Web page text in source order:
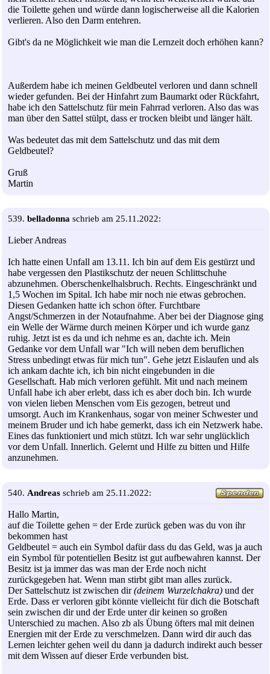
die Toilette gehen und würde dann logischerweise all die Kalorien
verlieren. Also den Darm entehren.
Gibt's da ne Möglichkeit wie man die Lernzeit doch erhöhen kann?
Außerdem habe ich meinen Geldbeutel verloren und dann schnell
wieder gefunden. Bei der Hinfahrt zum Baumarkt oder Rückfahrt,
habe ich den Sattelschutz für mein Fahrrad verloren. Also das was
man über den Sattel stülpt, dass er trocken bleibt und länger hält.
Was bedeutet das mit dem Sattelschutz und das mit dem
Geldbeutel?
Gruß
Martin
539. belladonna schrieb am 25.11.2022:
Lieber Andreas
Ich hatte einen Unfall am 13.11. Ich bin auf dem Eis gestürzt und
habe vergessen den Plastikschutz der neuen Schlittschuhe
abzunehmen. Oberschenkelhalsbruch. Rechts. Eingeschränkt und
1,5 Wochen im Spital. Ich habe mir noch nie etwas gebrochen.
Diesen Gedanken hatte ich schon öfter. Furchtbare
Angst/Schmerzen in der Notaufnahme. Aber bei der Diagnose ging
ein Welle der Wärme durch meinen Körper und ich wurde ganz
ruhig. Jetzt ist es da und ich nehme es an, dachte ich. Mein
Gedanke vor dem Unfall war "Ich will neben dem beruflichen
Stress unbedingt etwas für mich tun". Gehe jetzt Eislaufen und als
ich ankam dachte ich, ich bin nicht eingebunden in die
Gesellschaft. Hab mich verloren gefühlt. Mit und nach meinem
Unfall habe ich aber erlebt, dass ich es aber doch bin. Ich wurde
von vielen lieben Menschen vom Eis gezogen, betreut und
umsorgt. Auch im Krankenhaus, sogar von meiner Schwester und
meinem Bruder und ich habe gemerkt, dass ich ein Netzwerk habe.
Eines das funktioniert und mich stützt. Ich war sehr unglücklich
vor dem Unfall. Innerlich. Gelernt und Hilfe zu bitten und Hilfe
anzunehmen.
540. Andreas schrieb am 25.11.2022:
Hallo Martin,
auf die Toilette gehen = der Erde zurück geben was du von ihr
bekommen hast
Geldbeutel = auch ein Symbol dafür dass du das Geld, was ja auch
ein Symbol für potentiellen Besitz ist gut aufbewahren kannst. Der
Besitz ist ja immer das was man der Erde noch nicht
zurückgegeben hat. Wenn man stirbt gibt man alles zurück.
Der Sattelschutz ist zwischen dir(deinem Wurzelchakra) und der
Erde. Dass er verloren gibt könnte vielleicht für dich die Botschaft
sein zwischen dir und der Erde unter dir keinen so großen
Unterschied zu machen. Also zb als Übung öfters mal mit deinen
Energien mit der Erde zu verschmelzen. Dann wird dir auch das
Lernen leichter gehen weil du dann ja dadurch indirekt auch besser
mit dem Wissen auf dieser Erde verbunden bist.